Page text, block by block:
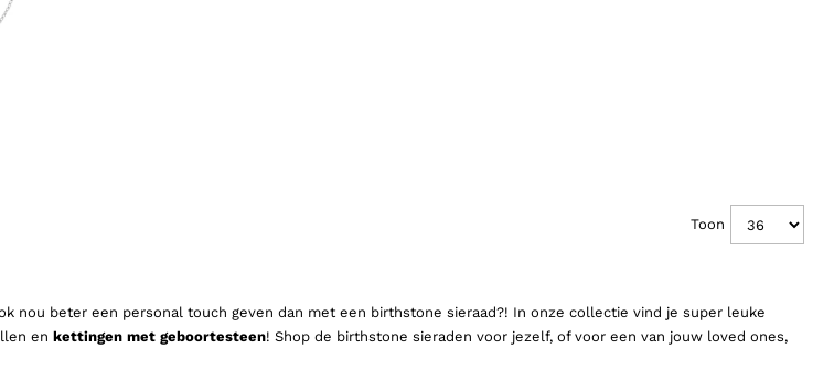
Toon
nou beter een personal touch geven dan met een birthstone sieraad?! In onze collectie vind je super leuke
en kettingen met geboortesteen! Shop de birthstone sieraden voor jezelf, of voor een van jouw loved ones,